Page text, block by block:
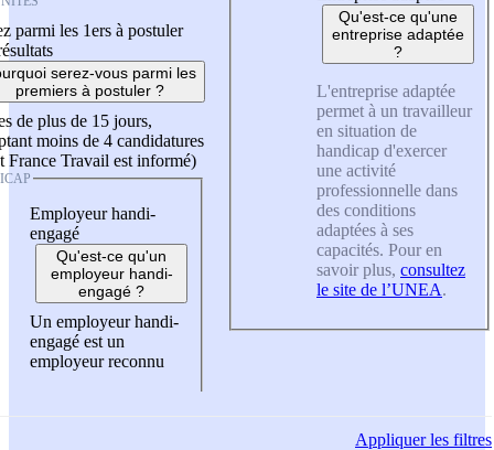
parmi les 1ers à postuler
serez-vous parmi les
premiers à postuler ?
de plus de 15 jours,
moins de 4 candidatures
France Travail est informé)
Employeur handi-
engagé
Qu'est-ce qu'un
employeur handi-
engagé ?
Un employeur handi-
engagé est un
employeur reconnu
Qu'est-ce qu'une
entreprise adaptée
?
L'entreprise adaptée
permet à un travailleur
en situation de
handicap d'exercer
une activité
professionnelle dans
des conditions
adaptées à ses
capacités. Pour en
savoir plus, consultez
le site de l’UNEA.
Appliquerles filtres